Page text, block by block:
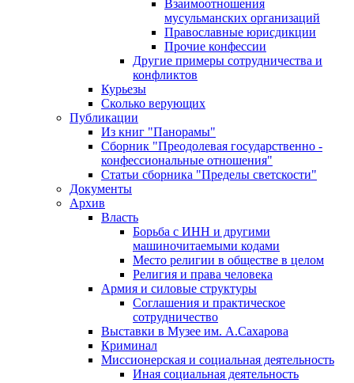
Взаимоотношения
мусульманских организаций
Православные юрисдикции
Прочие конфессии
Другие примеры сотрудничества и
конфликтов
Курьезы
Сколько верующих
Публикации
Из книг "Панорамы"
Сборник "Преодолевая государственно -
конфессиональные отношения"
Статьи сборника "Пределы светскости"
Документы
Архив
Власть
Борьба с ИНН и другими
машиночитаемыми кодами
Место религии в обществе в целом
Религия и права человека
Армия и силовые структуры
Соглашения и практическое
сотрудничество
Выставки в Музее им. А.Сахарова
Криминал
Миссионерская и социальная деятельность
Иная социальная деятельность